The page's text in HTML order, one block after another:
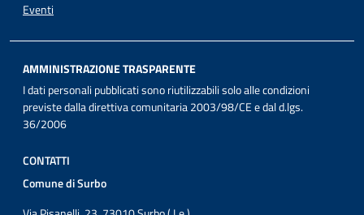
Eventi
AMMINISTRAZIONE TRASPARENTE
I dati personali pubblicati sono riutilizzabili solo alle condizioni
previste dalla direttiva comunitaria 2003/98/CE e dal d.lgs.
36/2006
CONTATTI
Comune di Surbo